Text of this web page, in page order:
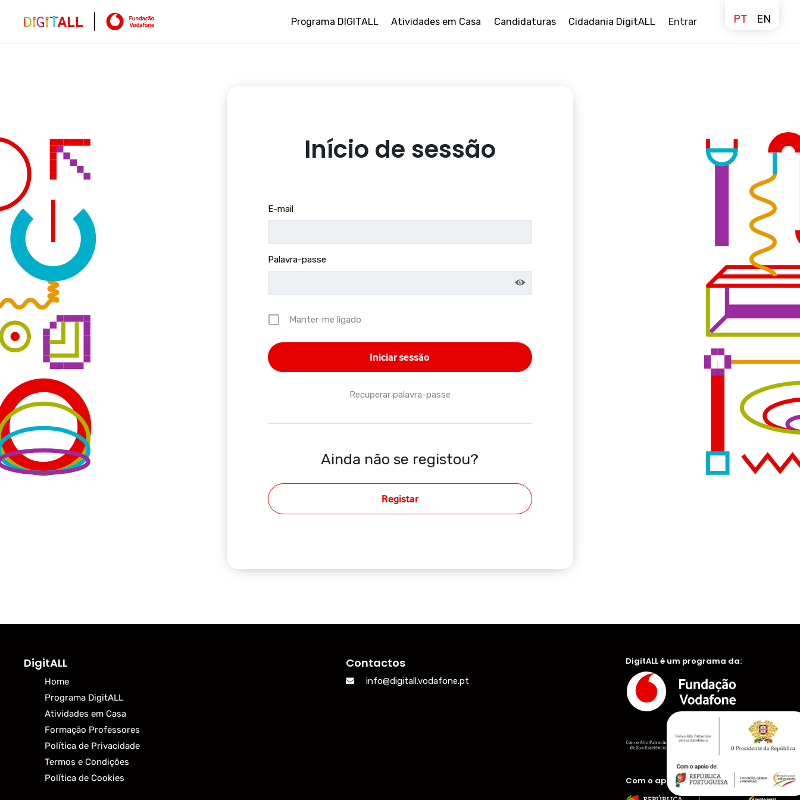
Programa DIGITALL Atividades em Casa Candidaturas Cidadania DigitALL Entrar PT EN
Início de sessão
E-mail
Palavra-passe
Manter-me ligado
Recuperar palavra-passe
Ainda não se registou?
Registar
DigitALL
Home
Programa DigitALL
Atividades em Casa
Formação Professores
Política de Privacidade
Termos e Condições
Política de Cookies
Contactos
info@digitall.vodafone.pt
DigitALL é um programa da:
Com o apoio de: